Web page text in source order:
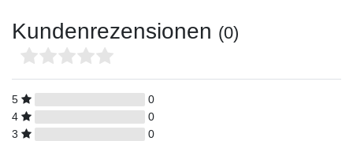
Kundenrezensionen (0)
5
0
4
0
3
0